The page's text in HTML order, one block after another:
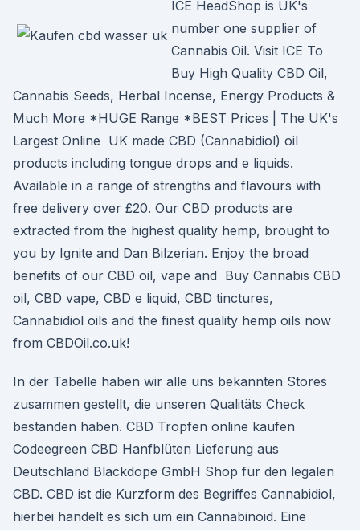
ICE HeadShop is UK's
number one supplier of
Cannabis Oil. Visit ICE To
Buy High Quality CBD Oil,
Cannabis Seeds, Herbal Incense, Energy Products &
Much More *HUGE Range *BEST Prices | The UK's
Largest Online UK made CBD (Cannabidiol) oil
products including tongue drops and e liquids.
Available in a range of strengths and flavours with
free delivery over £20. Our CBD products are
extracted from the highest quality hemp, brought to
you by Ignite and Dan Bilzerian. Enjoy the broad
benefits of our CBD oil, vape and Buy Cannabis CBD
oil, CBD vape, CBD e liquid, CBD tinctures,
Cannabidiol oils and the finest quality hemp oils now
from CBDOil.co.uk!
In der Tabelle haben wir alle uns bekannten Stores
zusammen gestellt, die unseren Qualitäts Check
bestanden haben. CBD Tropfen online kaufen
Codeegreen CBD Hanfblüten Lieferung aus
Deutschland Blackdope GmbH Shop für den legalen
CBD. CBD ist die Kurzform des Begriffes Cannabidiol,
hierbei handelt es sich um ein Cannabinoid. Eine